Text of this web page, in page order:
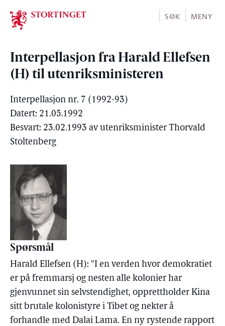
Stortinget.no
SØK MENY
Interpellasjon fra Harald Ellefsen
(H) til utenriksministeren
Interpellasjon nr. 7 (1992-93)
Datert: 21.05.1992
Besvart: 23.02.1993 av utenriksminister Thorvald
Stoltenberg
Spørsmål
Harald Ellefsen (H): "I en verden hvor demokratiet
er på fremmarsj og nesten alle kolonier har
gjenvunnet sin selvstendighet, opprettholder Kina
sitt brutale kolonistyre i Tibet og nekter å
forhandle med Dalai Lama. En ny rystende rapport